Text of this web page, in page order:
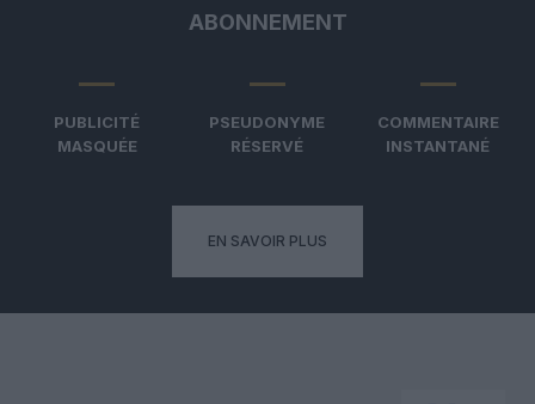
ABONNEMENT
PUBLICITÉ
MASQUÉE
PSEUDONYME
RÉSERVÉ
COMMENTAIRE
INSTANTANÉ
EN SAVOIR PLUS